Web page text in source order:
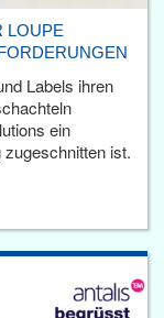
LOUPE
Labels ihren
ein
ist.